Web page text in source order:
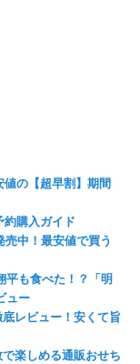
値の【超早割】期間
約購入ガイド
売中！最安値で買う
平も食べた！？「明
ュー
レビュー！安くて旨
楽しめる通販おせち